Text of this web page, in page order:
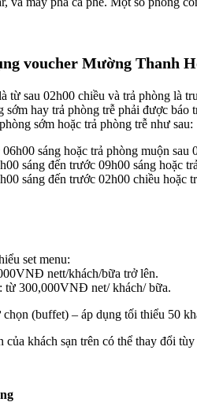
voucher Mường Thanh
từ sau 02h00 chiều và trả phòng là
sớm hay trả phòng trễ phải được
sớm hoặc trả phòng trễ như sau:
sáng hoặc trả phòng muộn
sáng đến trước 09h00 sáng hoặc
sáng đến trước 02h00 chiều hoặc
set menu:
nett/khách/bữa trở lên.
từ 300,000VNĐ net/ khách/ bữa.
(buffet) – áp dụng tối thiểu 50
khách sạn trên có thể thay đổi